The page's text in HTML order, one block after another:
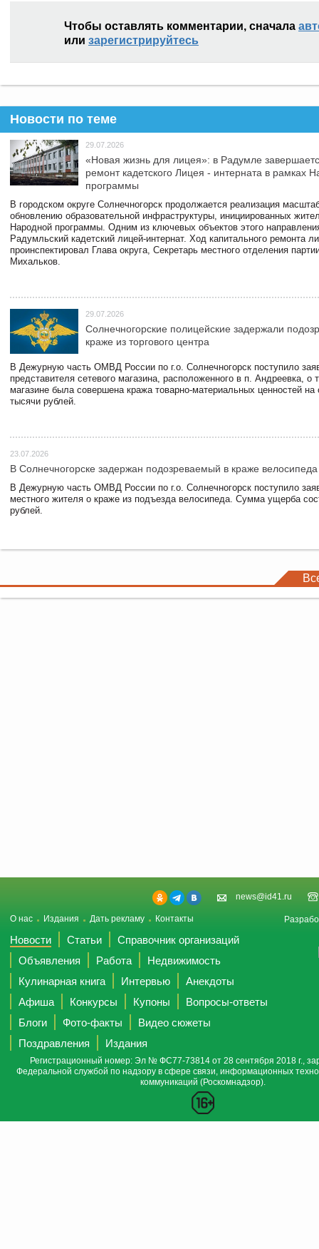
Чтобы оставлять комментарии, сначала
или зарегистрируйтесь
Новости по теме
29.07.2026
«Новая жизнь для лицея»: в Радумле
ремонт кадетского Лицея - интерната в рамках
программы
В городском округе Солнечногорск продолжается реализация
обновлению образовательной инфраструктуры, инициированных
Народной программы. Одним из ключевых объектов этого
Радумльский кадетский лицей-интернат. Ход капитального ремонта
проинспектировал Глава округа, Секретарь местного отделения
Михальков.
29.07.2026
Солнечногорские полицейские задержали
краже из торгового центра
В Дежурную часть ОМВД России по г.о. Солнечногорск поступило
представителя сетевого магазина, расположенного в п. Андреевка, о
магазине была совершена кража товарно-материальных ценностей
тысячи рублей.
23.07.2026
В Солнечногорске задержан подозреваемый в краже велосипеда
В Дежурную часть ОМВД России по г.о. Солнечногорск поступило
местного жителя о краже из подъезда велосипеда. Сумма ущерба
рублей.
news@id41.ru
О нас Издания Дать рекламу Контакты
Новости Статьи
Справочник организаций
Объявления
Работа
Недвижимость
Кулинарная книга
Интервью
Анекдоты
Афиша
Конкурсы Купоны
Вопросы-ответы
Блоги
Фото-факты
Видео сюжеты
Поздравления
Издания
Регистрационный номер: Эл № ФС77-73814 от 28 сентября 2018 г.,
Федеральной службой по надзору в сфере связи, информационных
коммуникаций (Роскомнадзор).